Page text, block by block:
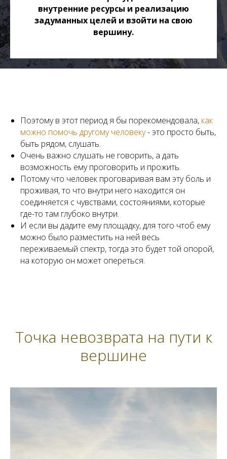
Как мы откладываем свою жизнь
Эмоции в нашей жизни
внутренние ресурсы и реализацию
задуманных целей и взойти на свою
вершину.
Поэтому в этот период я бы порекомендовала, как
можно помочь другому человеку- это просто быть,
быть рядом, слушать.
Очень важно слушать не говорить, а дать
возможность ему проговорить и прожить.
Потому что человек проговаривая вам эту боль и
проживая, то что внутри него находится он
соединяется с чувствами, состояниями, которые
где-то там глубоко внутри.
И если вы дадите ему площадку, для того чтоб ему
можно было разместить на ней весь
переживаемый спектр, тогда это будет той опорой,
на которую он может опереться.
Точка невозврата на пути к
вершине